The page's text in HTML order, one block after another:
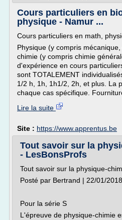
Cours particuliers en
physique - Namur ...
Cours particuliers en math,
Physique (y compris
chimie (y compris chimie
d'expérience en cours
sont TOTALEMENT
1/2 h, 1h, 1h1/2, 2h, et plus. La
chaque cas spécifique.
Lire la suite
Site : https://www.apprentus.be
Tout savoir sur la
- LesBonsProfs
Tout savoir sur la physique-
Posté par Bertrand | 22/01/
Pour la série S
L'épreuve de physique-chimie